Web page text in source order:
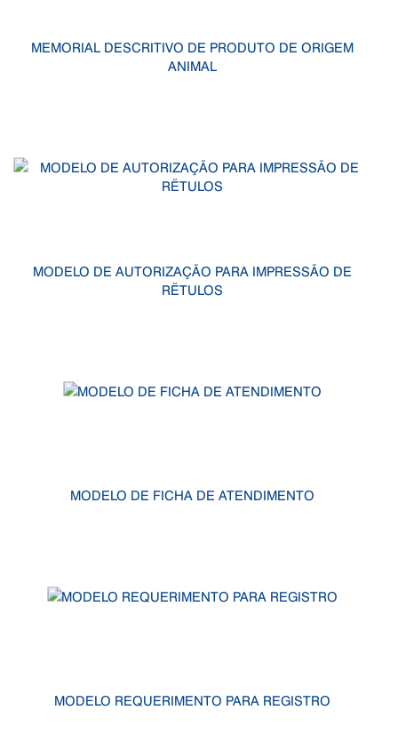
MEMORIAL DESCRITIVO DE PRODUTO DE ORIGEM
ANIMAL
MODELO DE AUTORIZAÇÃO PARA IMPRESSÃO DE
RËTULOS
MODELO DE FICHA DE ATENDIMENTO
MODELO REQUERIMENTO PARA REGISTRO